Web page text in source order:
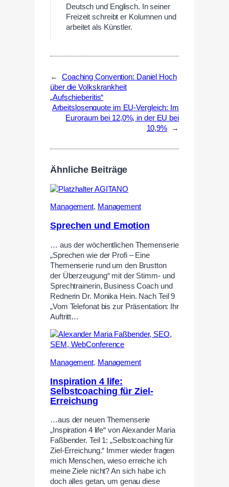
Deutsch und Englisch. In seiner
Freizeit schreibt er Kolumnen und
arbeitet als Künstler.
←
Coaching Convention: Daniel Hoch
über die Volkskrankheit
„Aufschieberitis“
Arbeitslosenquote im EU-Vergleich: Im
Euroraum bei 12,0%, in der EU bei
10,9%
→
Ähnliche Beiträge
Management, Management
Sprechen und Emotion
… aus der wöchentlichen Themenserie
„Sprechen wie der Profi – Eine
Themenserie rund um den Brustton
der Überzeugung“ mit der Stimm- und
Sprechtrainerin, Business Coach und
Rednerin Dr. Monika Hein. Nach Teil 9
„Vom Telefonat bis zur Präsentation: Ihr
Auftritt…
Management, Management
Inspiration 4 life:
Selbstcoaching für Ziel-
Erreichung
…aus der neuen Themenserie
„Inspiration 4 life“ von Alexander Maria
Faßbender. Teil 1: „Selbstcoaching für
Ziel-Erreichung.“ Immer wieder fragen
mich Menschen, wieso erreiche ich
meine Ziele nicht? An sich habe ich
doch alles getan, um genau diese